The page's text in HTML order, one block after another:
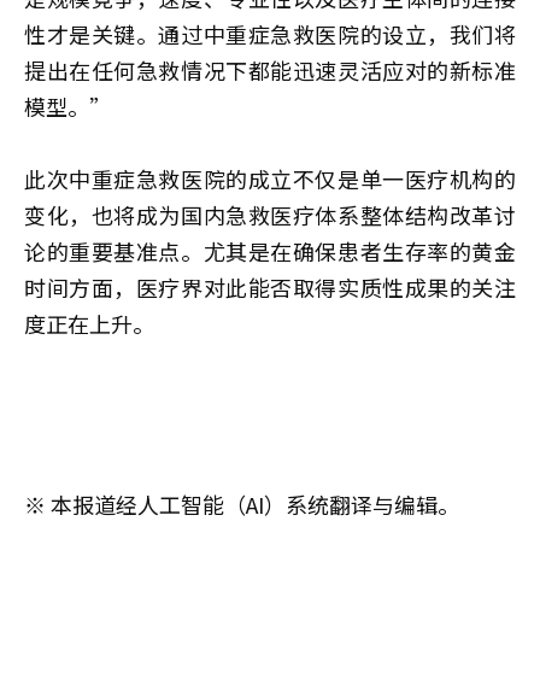
性才是关键。通过中重症急救医院的设立，我们将
提出在任何急救情况下都能迅速灵活应对的新标准
模型。”
此次中重症急救医院的成立不仅是单一医疗机构的
变化，也将成为国内急救医疗体系整体结构改革讨
论的重要基准点。尤其是在确保患者生存率的黄金
时间方面，医疗界对此能否取得实质性成果的关注
度正在上升。
※ 本报道经人工智能（AI）系统翻译与编辑。